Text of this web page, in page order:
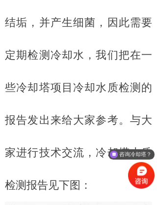
结垢，并产生细菌，因此需要
定期检测冷却水，我们把在一
些冷却塔项目冷却水质检测的
报告发出来给大家参考。与大
家进行技术交流，冷却塔水质
检测报告见下图：
咨询冷却塔？